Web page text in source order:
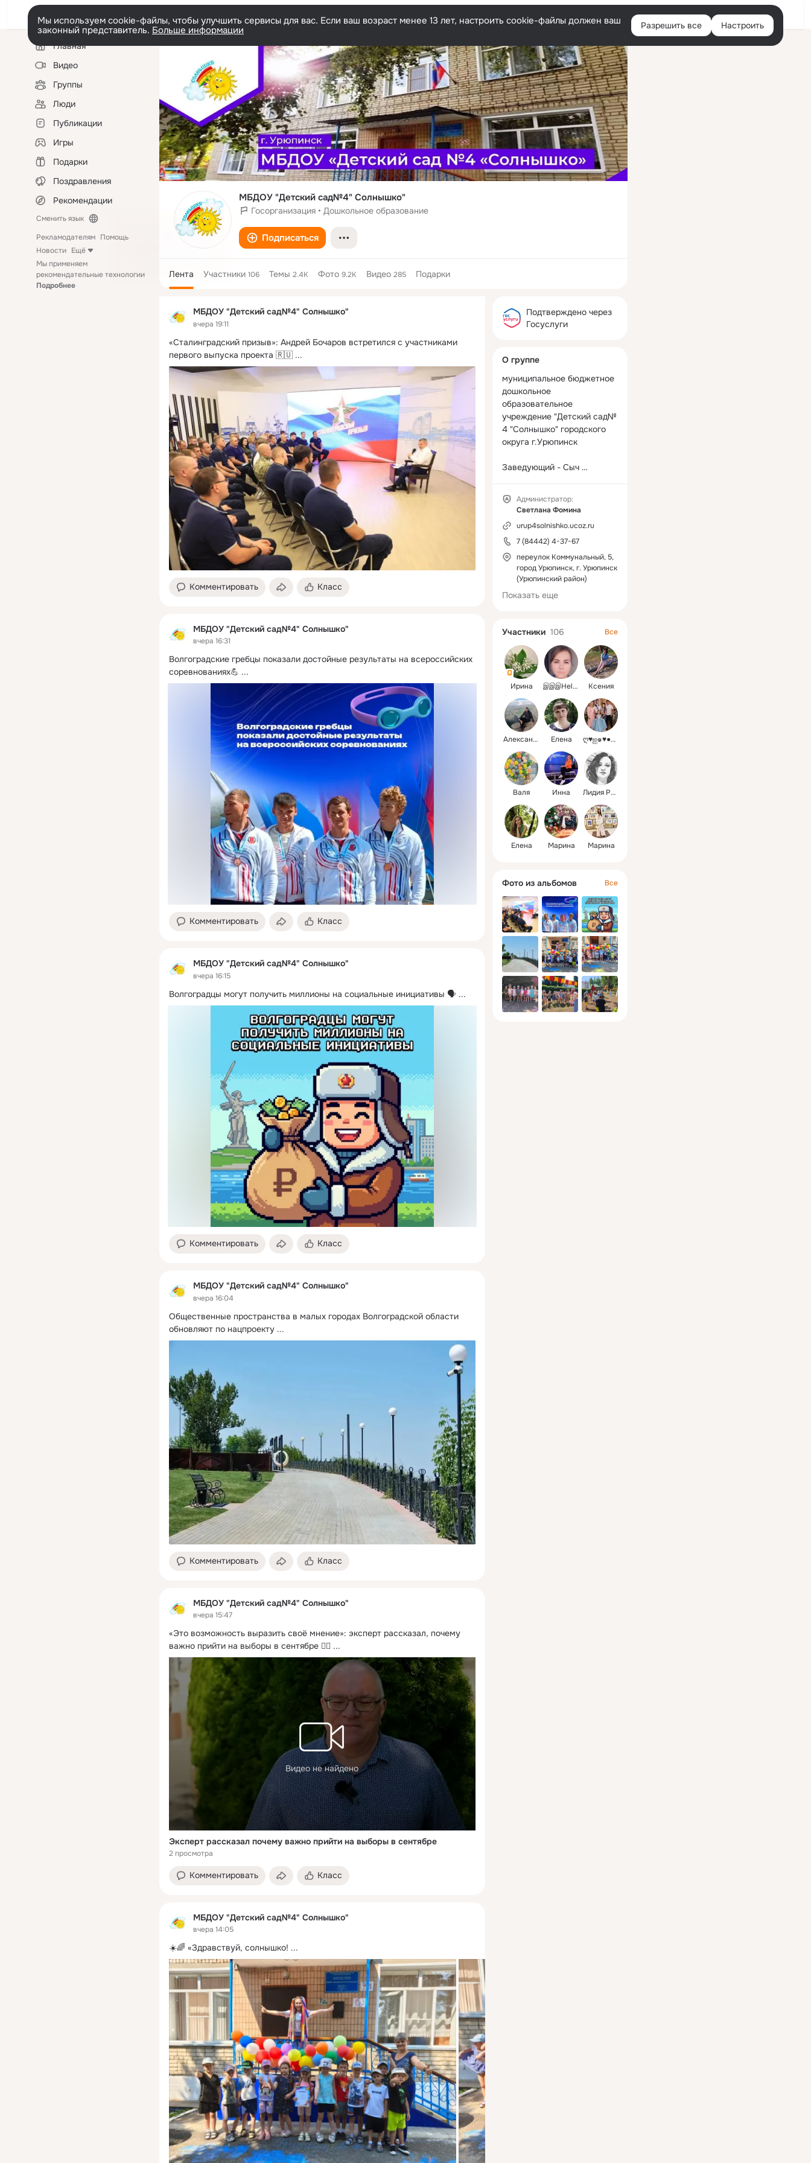
Войти
Мы используем cookie-файлы, чтобы улучшить сервисы для вас. Если ваш возраст менее 13 лет, настроить cookie-файлы должен ваш
законный представитель. Больше информации Разрешить все Настроить
Левая
колонкаГлавная
Видео
Группы
Люди
Публикации
Игры
Подарки
Поздравления
Рекомендации
Сменить язык
Рекламодателям Помощь
Новости Ещё
Мы применяем
рекомендательные технологии
Подробнее
МБДОУ "Детский сад№4" Солнышко"
Госорганизация • Дошкольное образование
Подписаться
Лента Участники 106 Темы 2.4K Фото 9.2K Видео 285 Подарки
МБДОУ "Детский сад№4" Солнышко"
вчера 19:11
«Сталинградский призыв»: Андрей Бочаров встретился с участниками
первого выпуска проекта 🇷🇺 ...
Комментировать Класс
МБДОУ "Детский сад№4" Солнышко"
вчера 16:31
Волгоградские гребцы показали достойные результаты на всероссийских
соревнованиях💪 ...
Комментировать Класс
МБДОУ "Детский сад№4" Солнышко"
вчера 16:15
Волгоградцы могут получить миллионы на социальные инициативы 🗣️ ...
Комментировать Класс
МБДОУ "Детский сад№4" Солнышко"
вчера 16:04
Общественные пространства в малых городах Волгоградской области
обновляют по нацпроекту ...
Комментировать Класс
МБДОУ "Детский сад№4" Солнышко"
вчера 15:47
«Это возможность выразить своё мнение»: эксперт рассказал, почему
важно прийти на выборы в сентябре 👆🏻 ...
Видео не найдено
Эксперт рассказал почему важно прийти на выборы в сентябре
2 просмотра
Комментировать Класс
МБДОУ "Детский сад№4" Солнышко"
вчера 14:05
☀️🌈 «Здравствуй, солнышко! ...
колонка
Подтверждено через
Госуслуги
О группе
муниципальное бюджетное
дошкольное
образовательное
учреждение "Детский сад№
4 "Солнышко" городского
округа г.Урюпинск
Заведующий - Сыч
Администратор:
Светлана Фомина
urup4solnishko.ucoz.ru
7 (84442) 4-37-67
переулок Коммунальный, 5,
город Урюпинск, г. Урюпинск
(Урюпинский район)
Показать еще
Участники 106 Все
Ирина இஇஇHelga Ксения
Александр Елена ღ♥ஐ๑♥●КАТЮША
Валя Инна Лидия Резвякова
Елена Марина Марина
Фото из альбомов Все